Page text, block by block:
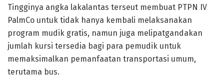
Tingginya angka lakalantas terseut membuat PTPN IV
PalmCo untuk tidak hanya kembali melaksanakan
program mudik gratis, namun juga melipatgandakan
jumlah kursi tersedia bagi para pemudik untuk
memaksimalkan pemanfaatan transportasi umum,
terutama bus.